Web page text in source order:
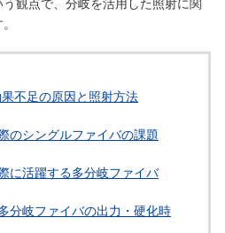
不足の原因と照射方法
のシングルファイバの課題
に活躍する多分岐ファイバ
分岐ファイバの出力・硬化時